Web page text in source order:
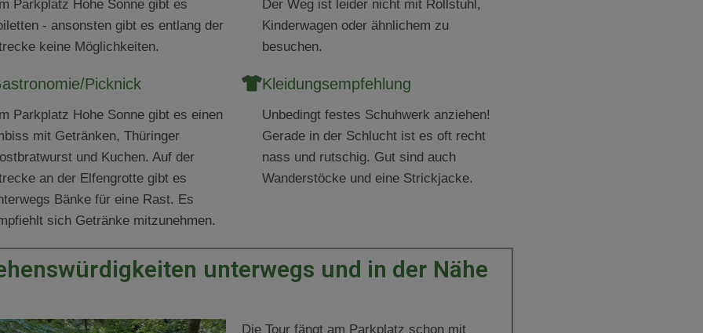
Parkplatz Hohe Sonne gibt es
- ansonsten gibt es entlang der
keine Möglichkeiten.
Der Weg ist leider nicht mit Rollstuhl,
Kinderwagen oder ähnlichem zu
besuchen.
Picknick
Parkplatz Hohe Sonne gibt es einen
mit Getränken, Thüringer
und Kuchen. Auf der
an der Elfengrotte gibt es
Bänke für eine Rast. Es
sich Getränke mitzunehmen.
Kleidungsempfehlung
Unbedingt festes Schuhwerk anziehen!
Gerade in der Schlucht ist es oft recht
nass und rutschig. Gut sind auch
Wanderstöcke und eine Strickjacke.
unterwegs und in der Nähe
Die Tour fängt am Parkplatz schon mit